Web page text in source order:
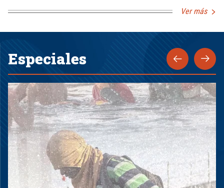
Ver más
Especiales